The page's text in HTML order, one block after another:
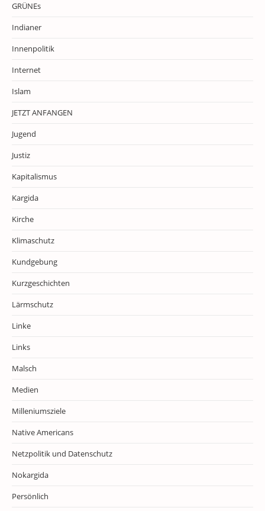
GRÜNEs
Indianer
Innenpolitik
Internet
Islam
JETZT ANFANGEN
Jugend
Justiz
Kapitalismus
Kargida
Kirche
Klimaschutz
Kundgebung
Kurzgeschichten
Lärmschutz
Linke
Links
Malsch
Medien
Milleniumsziele
Native Americans
Netzpolitik und Datenschutz
Nokargida
Persönlich